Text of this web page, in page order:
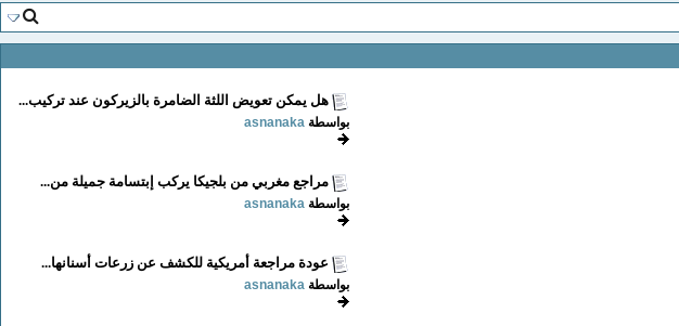
هل يمكن تعويض اللثة الضامرة بالزيركون عند تركيب...
بواسطةasnanaka
مراجع مغربي من بلجيكا يركب إبتسامة جميلة من...
بواسطةasnanaka
عودة مراجعة أمريكية للكشف عن زرعات أسنانها...
بواسطةasnanaka